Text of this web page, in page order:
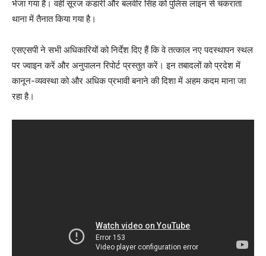
भेजा गया है। वहीं सूरज कंडारी और बलवीर सिंह को पुलिस लाइन से चकराता
थाना में तैनात किया गया है।
एसएसपी ने सभी अधिकारियों को निर्देश दिए हैं कि वे तत्काल नए पदस्थापन स्थल
पर ज्वाइन करें और अनुपालन रिपोर्ट प्रस्तुत करें। इन तबादलों को प्रदेश में
कानून-व्यवस्था को और अधिक प्रभावी बनाने की दिशा में अहम कदम माना जा
रहा है।